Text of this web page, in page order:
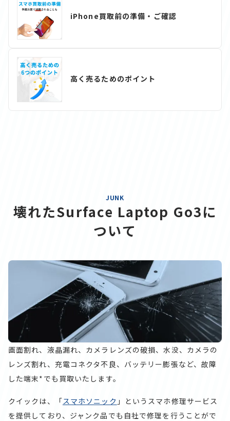
iPhone買取前の準備・ご確認
高く売るためのポイント
JUNK
壊れたSurface Laptop Go3に
ついて
画面割れ、液晶漏れ、カメラレンズの破損、水没、カメラの
レンズ割れ、充電コネクタ不良、バッテリー膨張など、故障
した端末*でも買取いたします。
クイックは、「スマホソニック 」というスマホ修理サービス
を提供しており、ジャンク品でも自社で修理を行うことがで